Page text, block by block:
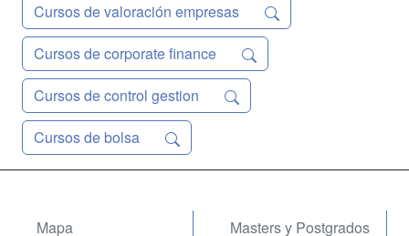
Cursos de valoración empresas
Cursos de corporate finance
Cursos de control gestion
Cursos de bolsa
Mapa
Masters y Postgrados